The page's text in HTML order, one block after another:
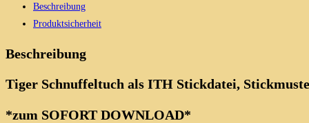
Stickdatei
Menge
Beschreibung
Produktsicherheit
Beschreibung
Tiger Schnuffeltuch als ITH Stickdatei,
*zum SOFORT DOWNLOAD*